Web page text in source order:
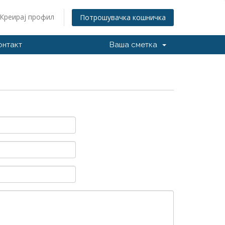
Креирај профил Потрошувачка кошничка
Ваша сметка